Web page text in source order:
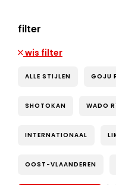
filter
wis filter
ALLE STIJLEN GOJU
SHOTOKAN WADO
INTERNATIONAAL
OOST-VLAANDEREN